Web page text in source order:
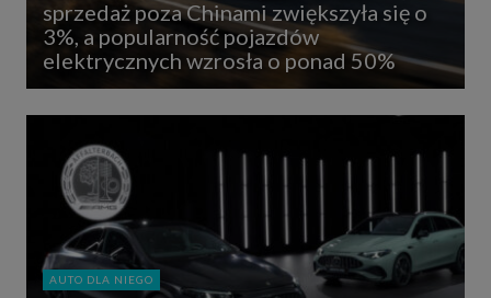
sprzedaż poza Chinami zwiększyła się o
3%, a popularność pojazdów
elektrycznych wzrosła o ponad 50%
AUTO DLA NIEGO